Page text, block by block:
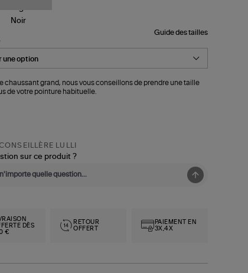
Guide des tailles
chaussant grand, nous vous conseillons de prendre une taille
de votre pointure habituelle.
LULLI
sur ce produit ?
DÈS
€
RETOUR
OFFERT
PAIEMENT EN
3X,4X